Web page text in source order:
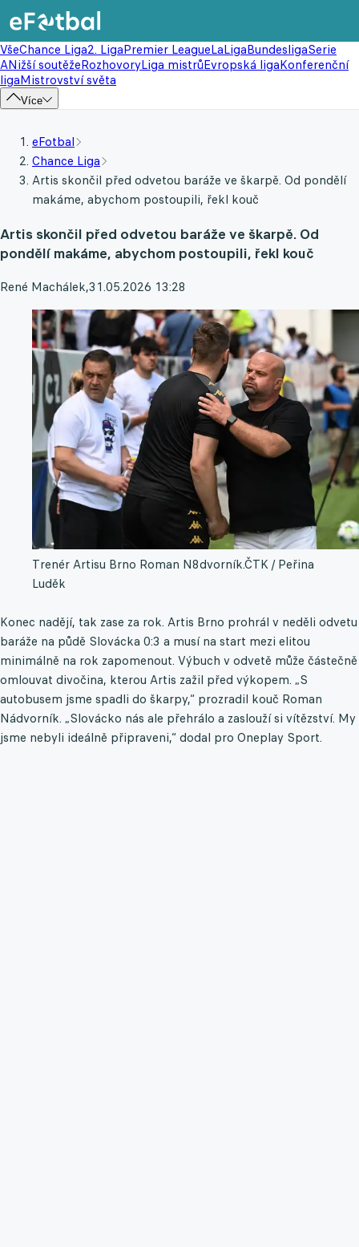
VšeChance Liga2. LigaPremier LeagueLaLigaBundesligaSerie
ANižší soutěžeRozhovoryLiga mistrůEvropská ligaKonferenční
ligaMistrovství světa
Více
eFotbal
Chance Liga
Artis skončil před odvetou baráže ve škarpě. Od pondělí
makáme, abychom postoupili, řekl kouč
Artis skončil před odvetou baráže ve škarpě. Od
pondělí makáme, abychom postoupili, řekl kouč
René Machálek,31.05.2026 13:28
Trenér Artisu Brno Roman N8dvorník.ČTK / Peřina
Luděk
Konec nadějí, tak zase za rok. Artis Brno prohrál v neděli odvetu
baráže na půdě Slovácka 0:3 a musí na start mezi elitou
minimálně na rok zapomenout. Výbuch v odvetě může částečně
omlouvat divočina, kterou Artis zažil před výkopem. „S
autobusem jsme spadli do škarpy,“ prozradil kouč Roman
Nádvorník. „Slovácko nás ale přehrálo a zaslouží si vítězství. My
jsme nebyli ideálně připraveni,“ dodal pro Oneplay Sport.